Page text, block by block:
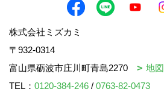
株式会社ミズカミ
〒932-0314
富山県砺波市庄川町青島2270
地図
TEL： 0120-384-246 / 0763-82-0473